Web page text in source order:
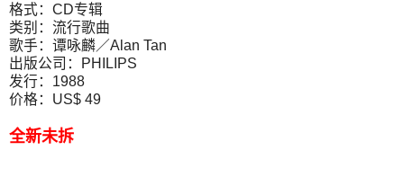
格式：CD专辑
类别：流行歌曲
歌手：谭咏麟／Alan Tan
出版公司：PHILIPS
发行：1988
价格：US$ 49
全新未拆